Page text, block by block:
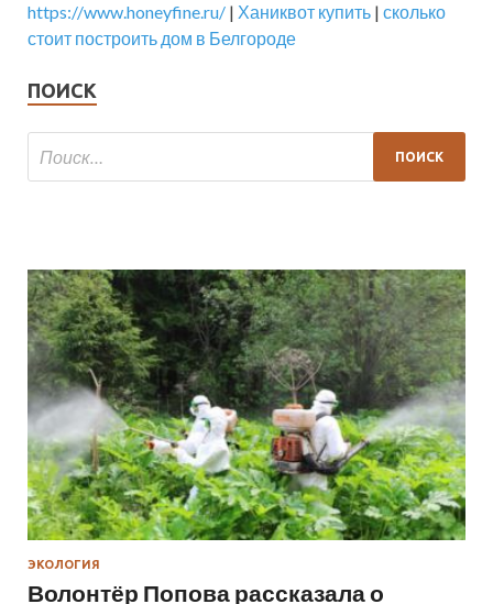
https://www.honeyfine.ru/ | Ханиквот купить | сколько
стоит построить дом в Белгороде
ПОИСК
ЭКОЛОГИЯ
Волонтёр Попова рассказала о